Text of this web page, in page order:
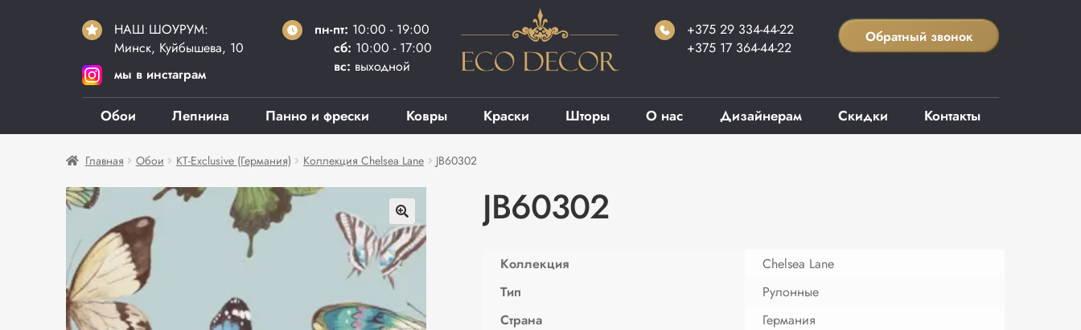
НАШ ШОУРУМ:
Минск, Куйбышева, 10
мы в инстаграм
пн-пт: 10:00 - 19:00
сб: 10:00 - 17:00
вс: выходной
+375 29 334-44-22
+375 17 364-44-22
Обратный звонок
Обои Лепнина Панно и фрески Ковры Краски Шторы О нас Дизайнерам Скидки Контакты
Главная Обои KT-Exclusive (Германия) Коллекция Chelsea Lane JB60302
JB60302
Коллекция
Chelsea Lane
Тип
Рулонные
Страна
Германия